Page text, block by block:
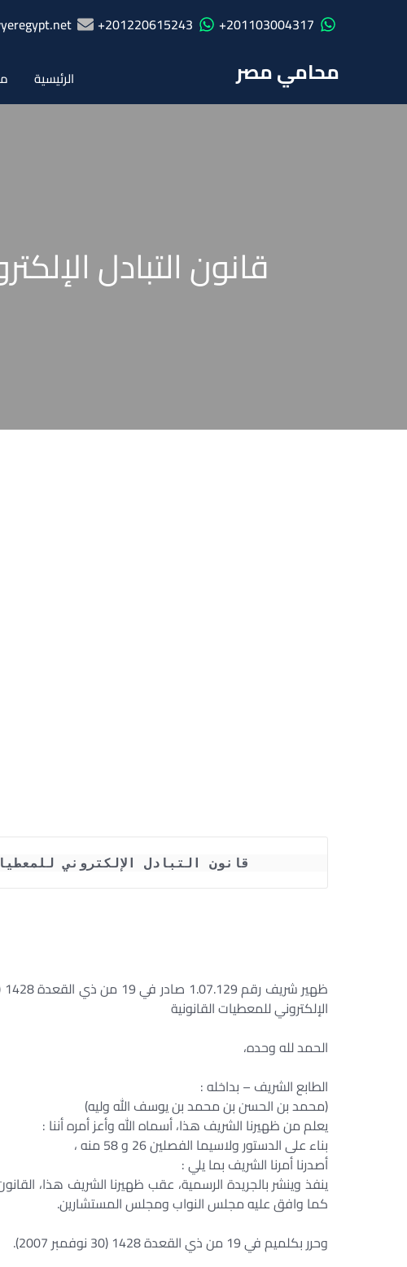
201103004317+
201220615243+
محامي مصر الرئيسية
قانون التبادل
قانون التبادل الإلكتروني
الإلكتروني للمعطيات القانونية
الحمد لله وحده،
الطابع الشريف – بداخله :
(محمد بن الحسن بن محمد بن يوسف الله وليه)
يعلم من ظهيرنا الشريف هذا، أسماه الله وأعز أمره أننا :
بناء على الدستور ولاسيما الفصلين 26 و 58 منه ،
أصدرنا أمرنا الشريف بما يلي :
كما وافق عليه مجلس النواب ومجلس المستشارين.
وحرر بكلميم في 19 من ذي القعدة 1428 (30 نوفمبر 2007).